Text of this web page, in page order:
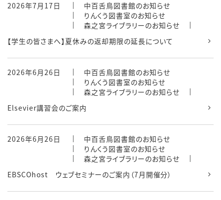
2026年7月17日
中百舌鳥図書館のお知らせ
りんくう図書室のお知らせ
森之宮ライブラリーのお知らせ
【学生の皆さまへ】夏休みの返却期限の延長について
2026年6月26日
中百舌鳥図書館のお知らせ
りんくう図書室のお知らせ
森之宮ライブラリーのお知らせ
Elsevier講習会のご案内
2026年6月26日
中百舌鳥図書館のお知らせ
りんくう図書室のお知らせ
森之宮ライブラリーのお知らせ
EBSCOhost ウェブセミナーのご案内（7月開催分）